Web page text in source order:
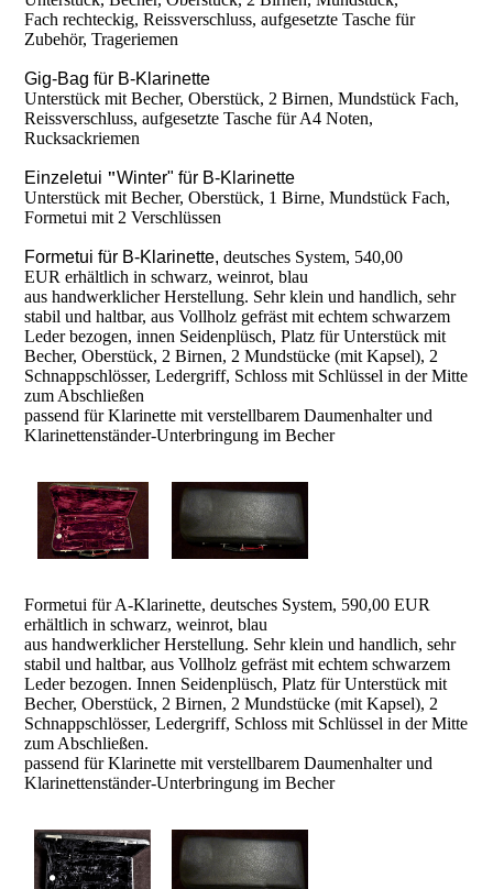
Fach rechteckig, Reissverschluss, aufgesetzte Tasche für
Zubehör, Trageriemen
Gig-Bag für B-Klarinette
Unterstück mit Becher, Oberstück, 2 Birnen, Mundstück Fach,
Reissverschluss, aufgesetzte Tasche für A4 Noten,
Rucksackriemen
Einzeletui "Winter" für B-Klarinette
Unterstück mit Becher, Oberstück, 1 Birne, Mundstück Fach,
Formetui mit 2 Verschlüssen
Formetui für B-Klarinette, deutsches System, 540,00
EUR erhältlich in schwarz, weinrot, blau
aus handwerklicher Herstellung. Sehr klein und handlich, sehr
stabil und haltbar, aus Vollholz gefräst mit echtem schwarzem
Leder bezogen, innen Seidenplüsch, Platz für Unterstück mit
Becher, Oberstück, 2 Birnen, 2 Mundstücke (mit Kapsel), 2
Schnappschlösser, Ledergriff, Schloss mit Schlüssel in der Mitte
zum Abschließen
passend für Klarinette mit verstellbarem Daumenhalter und
Klarinettenständer-Unterbringung im Becher
Formetui für A-Klarinette, deutsches System, 590,00 EUR
erhältlich in schwarz, weinrot, blau
aus handwerklicher Herstellung. Sehr klein und handlich, sehr
stabil und haltbar, aus Vollholz gefräst mit echtem schwarzem
Leder bezogen. Innen Seidenplüsch, Platz für Unterstück mit
Becher, Oberstück, 2 Birnen, 2 Mundstücke (mit Kapsel), 2
Schnappschlösser, Ledergriff, Schloss mit Schlüssel in der Mitte
zum Abschließen.
passend für Klarinette mit verstellbarem Daumenhalter und
Klarinettenständer-Unterbringung im Becher